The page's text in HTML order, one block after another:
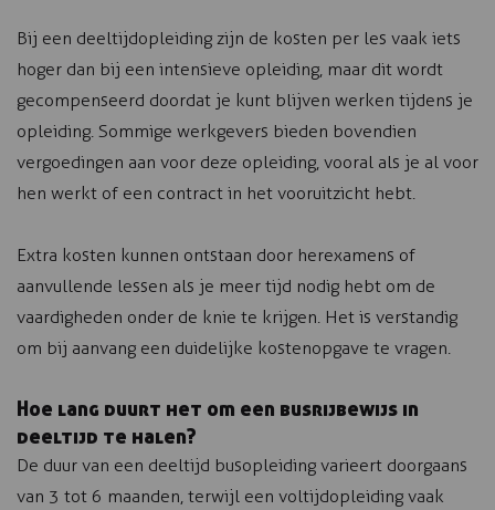
Bij een deeltijdopleiding zijn de kosten per les vaak iets
hoger dan bij een intensieve opleiding, maar dit wordt
gecompenseerd doordat je kunt blijven werken tijdens je
opleiding. Sommige werkgevers bieden bovendien
vergoedingen aan voor deze opleiding, vooral als je al voor
hen werkt of een contract in het vooruitzicht hebt.
Extra kosten kunnen ontstaan door herexamens of
aanvullende lessen als je meer tijd nodig hebt om de
vaardigheden onder de knie te krijgen. Het is verstandig
om bij aanvang een duidelijke kostenopgave te vragen.
Hoe lang duurt het om een busrijbewijs in
deeltijd te halen?
De duur van een deeltijd busopleiding varieert doorgaans
van 3 tot 6 maanden, terwijl een voltijdopleiding vaak